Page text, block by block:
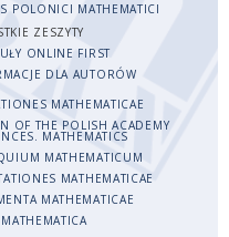
POLONICI MATHEMATICI
ZESZYTY
ONLINE FIRST
DLA AUTORÓW
MATHEMATICAE
OF THE POLISH ACADEMY
MATHEMATICS
MATHEMATICUM
MATHEMATICAE
MATHEMATICAE